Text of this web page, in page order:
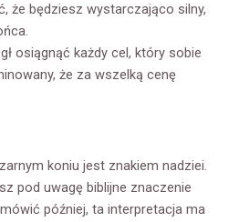
że będziesz wystarczająco silny,
osiągnąć każdy cel, który sobie
że za wszelką cenę
koniu jest znakiem nadziei.
pod uwagę biblijne znaczenie
później, ta interpretacja ma